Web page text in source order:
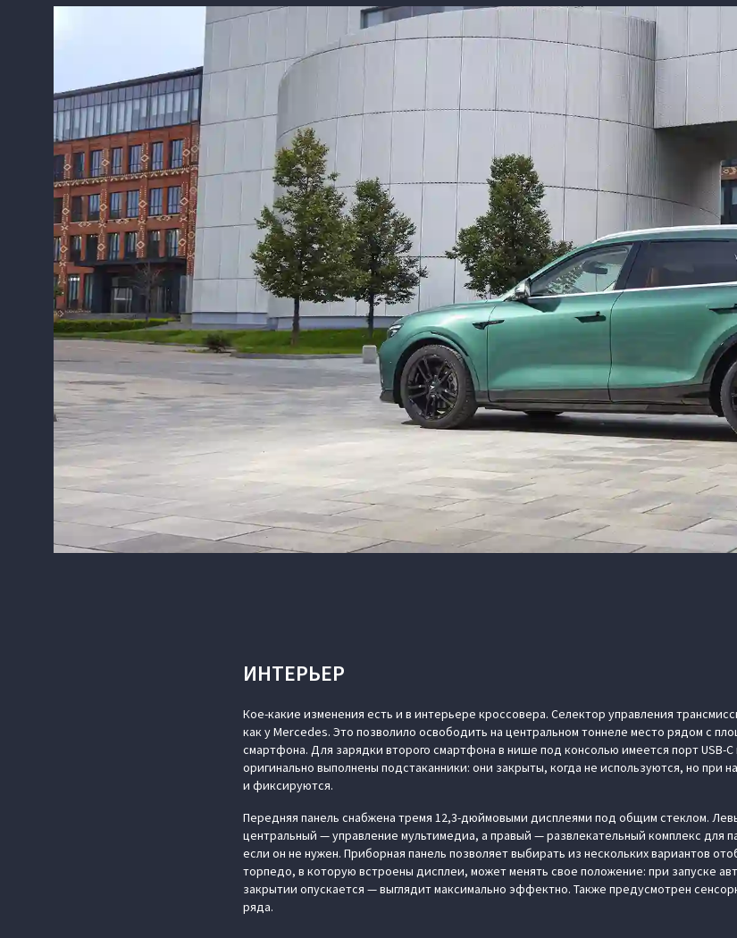
ИНТЕРЬЕР
Кое-какие изменения есть и в интерьере кроссовера. Селектор управления
как у Mercedes. Это позволило освободить на центральном тоннеле место рядом с
смартфона. Для зарядки второго смартфона в нише под консолью имеется порт USB-
оригинально выполнены подстаканники: они закрыты, когда не используются, но при
и фиксируются.
Передняя панель снабжена тремя 12,3-дюймовыми дисплеями под общим стеклом.
центральный — управление мультимедиа, а правый — развлекательный комплекс для
если он не нужен. Приборная панель позволяет выбирать из нескольких вариантов
торпедо, в которую встроены дисплеи, может менять свое положение: при запуске
закрытии опускается — выглядит максимально эффектно. Также предусмотрен
ряда.